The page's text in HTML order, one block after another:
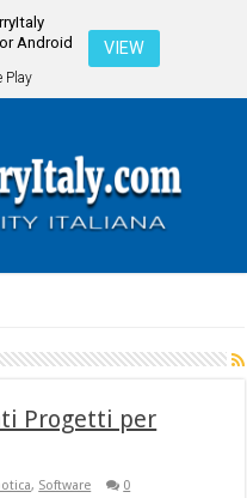
Android
Play
VIEW
Progetti per
, Software 0